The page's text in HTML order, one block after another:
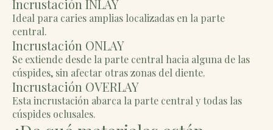
Incrustación INLAY
Ideal para caries amplias localizadas en la parte
central.
Incrustación ONLAY
Se extiende desde la parte central hacia alguna de las
cúspides, sin afectar otras zonas del diente.
Incrustación OVERLAY
Esta incrustación abarca la parte central y todas las
cúspides oclusales.